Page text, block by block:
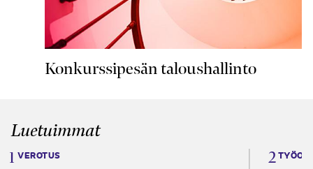
Konkurssipesän taloushallinto
Luetuimmat
VEROTUS